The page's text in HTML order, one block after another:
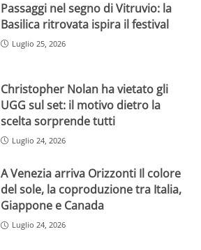
Passaggi nel segno di Vitruvio: la
Basilica ritrovata ispira il festival
Luglio 25, 2026
Christopher Nolan ha vietato gli
UGG sul set: il motivo dietro la
scelta sorprende tutti
Luglio 24, 2026
A Venezia arriva Orizzonti Il colore
del sole, la coproduzione tra Italia,
Giappone e Canada
Luglio 24, 2026